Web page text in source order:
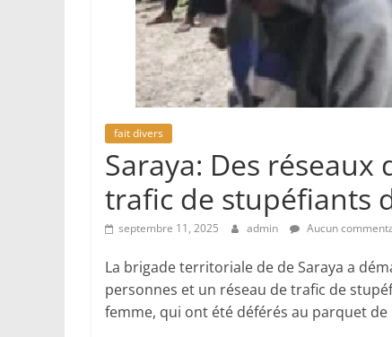
fait divers
Saraya: Des
trafic de stupéfiants
septembre 11, 2025 admin Aucun
La brigade territoriale de de Saraya a
personnes et un réseau de trafic de
femme, qui ont été déférés au parquet